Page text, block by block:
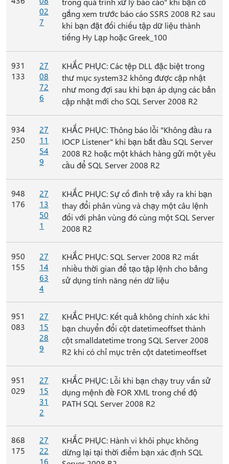
02
7
gắng xem trước báo cáo SSRS 2008 R2 sau
khi bạn đặt đối chiếu tập dữ liệu thành
tiếng Hy Lạp hoặc Greek_100
931
133
27
08
72
6
KHẮC PHỤC: Các tệp DLL đặc biệt trong
thư mục system32 không được cập nhật
như mong đợi sau khi bạn áp dụng các bản
cập nhật mới cho SQL Server 2008 R2
934
250
27
11
54
9
KHẮC PHỤC: Thông báo lỗi "Không đầu ra
IOCP Listener" khi bạn bắt đầu SQL Server
2008 R2 hoặc một khách hàng gửi một yêu
cầu để SQL Server 2008 R2
948
176
27
13
50
1
KHẮC PHỤC: Sự cố đình trệ xảy ra khi bạn
thay đổi phân vùng và chạy một câu lệnh
đối với phân vùng đó cùng một SQL Server
2008 R2
950
155
27
14
63
4
KHẮC PHỤC: SQL Server 2008 R2 mất
nhiều thời gian để tạo tập lệnh cho bảng
sử dụng tính năng nén dữ liệu
951
083
27
15
28
9
KHẮC PHỤC: Kết quả không chính xác khi
bạn chuyển đổi cột datetimeoffset thành
cột smalldatetime trong SQL Server 2008
R2 khi có chỉ mục trên cột datetimeoffset
951
029
27
15
31
2
KHẮC PHỤC: Lỗi khi bạn chạy truy vấn sử
dụng mệnh đề FOR XML trong chế độ
PATH SQL Server 2008 R2
868
175
27
22
16
KHẮC PHỤC: Hành vi khôi phục không
dừng lại tại thời điểm bạn xác định SQL